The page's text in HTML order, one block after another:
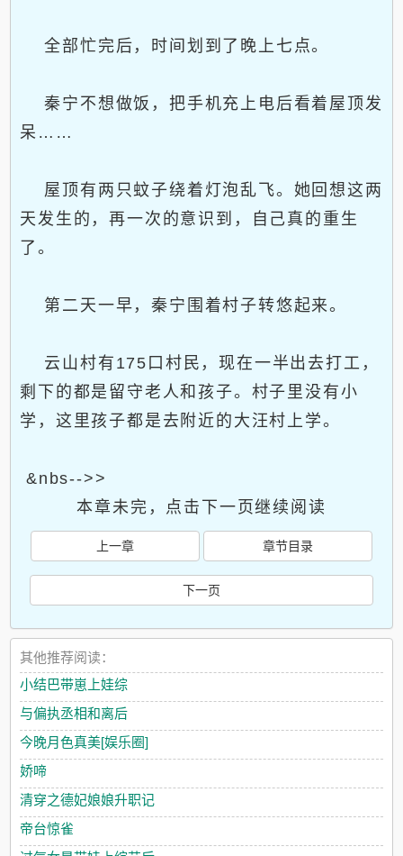
全部忙完后，时间划到了晚上七点。
秦宁不想做饭，把手机充上电后看着屋顶发
呆……
屋顶有两只蚊子绕着灯泡乱飞。她回想这两
天发生的，再一次的意识到，自己真的重生
了。
第二天一早，秦宁围着村子转悠起来。
云山村有175口村民，现在一半出去打工，
剩下的都是留守老人和孩子。村子里没有小
学，这里孩子都是去附近的大汪村上学。
&nbs-->>
本章未完，点击下一页继续阅读
上一章 章节目录
下一页
其他推荐阅读：
小结巴带崽上娃综
与偏执丞相和离后
今晚月色真美[娱乐圈]
娇啼
清穿之德妃娘娘升职记
帝台惊雀